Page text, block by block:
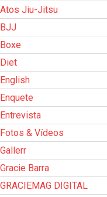
Atos Jiu-Jitsu
BJJ
Boxe
Diet
English
Enquete
Entrevista
Fotos & Vídeos
Gallerr
Gracie Barra
GRACIEMAG DIGITAL